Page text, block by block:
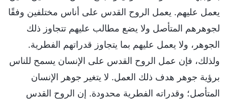
يعمل عليهم. يعمل الروح القدس على أناس مختلفين وفقًا
لجوهرهم المتأصل ولا يضع مطالب عليهم تتجاوز ذلك
الجوهر، ولا يعمل عليهم بما يتجاوز قدراتهم الفطرية.
ولذلك، فإن عمل الروح القدس على الإنسان يسمح للناس
برؤية جوهر هدف ذلك العمل. لا يتغير جوهر الإنسان
المتأصل؛ وقدراته الفطرية محدودة. إن الروح القدس